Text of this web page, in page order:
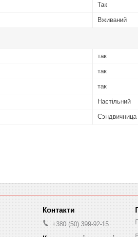
Так
Вживаний
так
так
так
Настільний
+380 (50) 399-92-15